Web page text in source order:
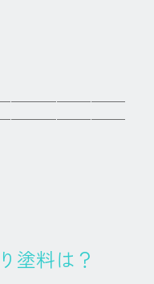
塗料は？